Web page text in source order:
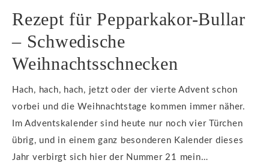
Rezept für Pepparkakor-Bullar
– Schwedische
Weihnachtsschnecken
Hach, hach, hach, jetzt oder der vierte Advent schon
vorbei und die Weihnachtstage kommen immer näher.
Im Adventskalender sind heute nur noch vier Türchen
übrig, und in einem ganz besonderen Kalender dieses
Jahr verbirgt sich hier der Nummer 21 mein…